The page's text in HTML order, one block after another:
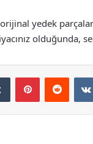
yedek
olduğunda,
Tumblr PinterestReddit